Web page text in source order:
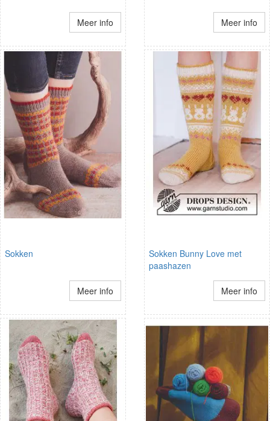
Meer info Meer info
Sokken
Meer info
Sokken Bunny Love met
paashazen
Meer info